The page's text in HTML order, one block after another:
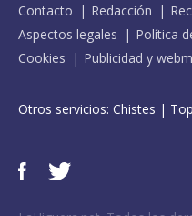
Contacto Redacción
Aspectos legales
Política
Cookies
Publicidad y
Otros servicios: Chistes |